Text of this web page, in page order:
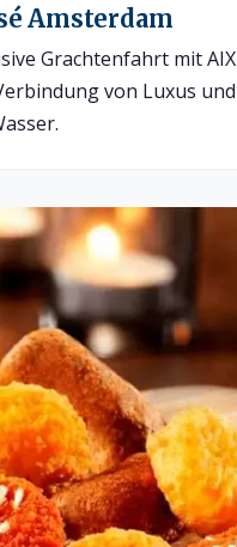
Amsterdam
Grachtenfahrt mit AIX
von Luxus